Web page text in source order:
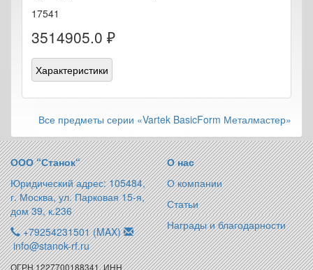
17541
3514905.0 ₽
Характеристики
Все предметы серии «Vartek BasicForm Металмастер»
ООО “Станок“
Юридический адрес: 105484,
г. Москва, ул. Парковая 15-я,
дом 39, к.236
+79254231501 (MAX)
info@stanok-rf.ru
ОГРН 1227700188341, ИНН
О нас
О компании
Статьи
Награды и благодарности